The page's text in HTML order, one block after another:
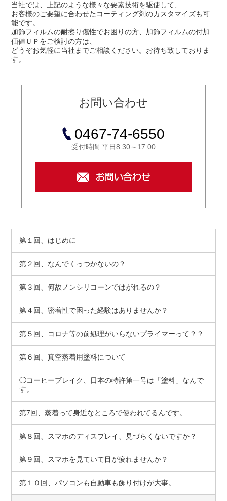
当社では、上記のような様々な要素技術を駆使して、
お客様のご要望に合わせたコーティング剤のカスタマイズも可
能です。
加飾フィルムの耐擦り傷性でお困りの方、加飾フィルムの付加
価値ＵＰをご検討の方は、
どうぞお気軽に当社までご相談ください。お待ち致しておりま
す。
お問い合わせ
0467-74-6550
受付時間 平日8:30～17:00
第１回、はじめに
第２回、なんでくっつかないの？
第３回、何故ノンシリコーンではがれるの？
第４回、密着性で困った経験はありませんか？
第５回、コロナ等の前処理がいらないプライマーって？？
第６回、真空蒸着用塗料について
◯コーヒーブレイク、日本の特許第一号は「塗料」なんで
す。
第7回、蒸着って身近なところで使われてるんです。
第８回、スマホのディスプレイ、見づらくないですか？
第９回、スマホを見ていて目が疲れませんか？
第１０回、パソコンも自動車も飾り付けが大事。